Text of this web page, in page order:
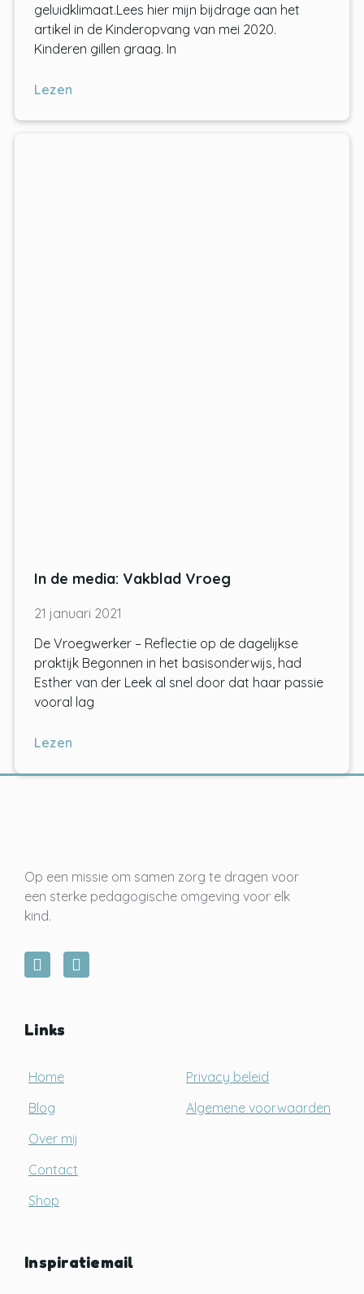
geluidklimaat.Lees hier mijn bijdrage aan het
artikel in de Kinderopvang van mei 2020.
Kinderen gillen graag. In
Lezen
In de media: Vakblad Vroeg
21 januari 2021
De Vroegwerker – Reflectie op de dagelijkse
praktijk Begonnen in het basisonderwijs, had
Esther van der Leek al snel door dat haar passie
vooral lag
Lezen
Op een missie om samen zorg te dragen voor
een sterke pedagogische omgeving voor elk
kind.
Links
Home
Blog
Over mij
Contact
Shop
Privacy beleid
Algemene voorwaarden
Inspiratiemail